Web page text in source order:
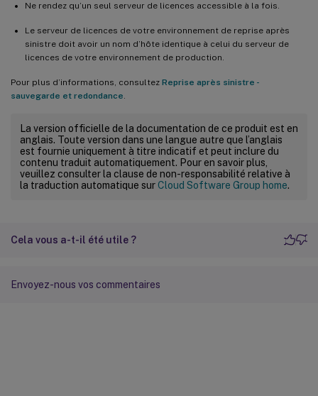
Ne rendez qu’un seul serveur de licences accessible à la fois.
Le serveur de licences de votre environnement de reprise après
sinistre doit avoir un nom d’hôte identique à celui du serveur de
licences de votre environnement de production.
Pour plus d’informations, consultez Reprise après sinistre -
sauvegarde et redondance
La version officielle de la documentation de ce produit est en
anglais. Toute version dans une langue autre que l’anglais
est fournie uniquement à titre indicatif et peut inclure du
contenu traduit automatiquement. Pour en savoir plus,
veuillez consulter la clause de non-responsabilité relative à
la traduction automatique surCloud Software Group home.
Cela vous a-t-il été utile ?
Envoyez-nous vos commentaires